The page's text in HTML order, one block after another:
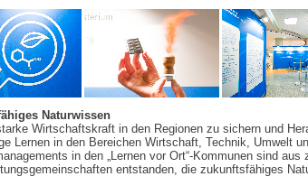
Naturwissen
Wirtschaftskraft in den Regionen zu sichern und
Lernen in den Bereichen Wirtschaft, Technik, Umwelt
in den „Lernen vor Ort“-Kommunen sind
entstanden, die zukunftsfähiges